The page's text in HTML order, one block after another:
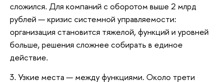
сложился. Для компаний с оборотом выше 2 млрд
рублей — кризис системной управляемости:
организация становится тяжелой, функций и уровней
больше, решения сложнее собирать в единое
действие.
3. Узкие места — между функциями. Около трети